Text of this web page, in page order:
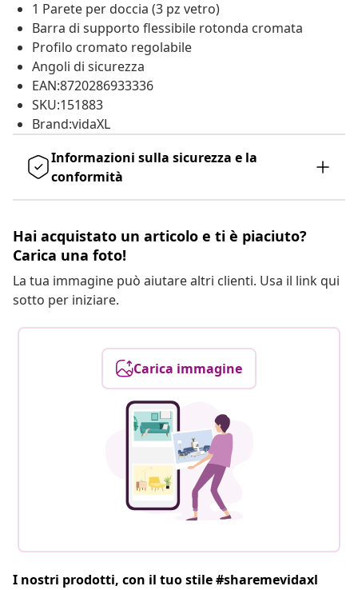
1 Parete per doccia (3 pz vetro)
Barra di supporto flessibile rotonda cromata
Profilo cromato regolabile
Angoli di sicurezza
EAN:8720286933336
SKU:151883
Brand:vidaXL
Informazioni sulla sicurezza e la
conformità
Hai acquistato un articolo e ti è piaciuto?
Carica una foto!
La tua immagine può aiutare altri clienti. Usa il link qui
sotto per iniziare.
Carica immagine
I nostri prodotti, con il tuo stile #sharemevidaxl